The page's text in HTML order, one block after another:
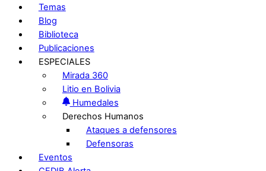
Temas
Blog
Biblioteca
Publicaciones
ESPECIALES
Mirada 360
Litio en Bolivia
Humedales
Derechos Humanos
Ataques a defensores
Defensoras
Eventos